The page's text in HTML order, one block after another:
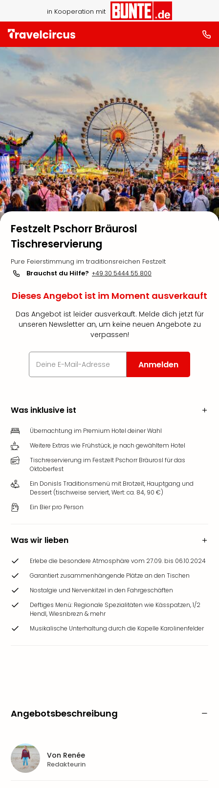
in Kooperation mit
Festzelt Pschorr Bräurosl
Tischreservierung
Pure Feierstimmung im traditionsreichen Festzelt
Brauchst du Hilfe? +49 30 5444 55 800
Dieses Angebot ist im Moment ausverkauft
Das Angebot ist leider ausverkauft. Melde dich jetzt für
unseren Newsletter an, um keine neuen Angebote zu
verpassen!
Anmelden
Was inklusive ist
Übernachtung im Premium Hotel deiner Wahl
Weitere Extras wie Frühstück, je nach gewähltem Hotel
Tischreservierung im Festzelt Pschorr Bräurosl für das
Oktoberfest
Ein Donisls Traditionsmenü mit Brotzeit, Hauptgang und
Dessert (tischweise serviert, Wert: ca. 84, 90 €)
Ein Bier pro Person
Was wir lieben
Erlebe die besondere Atmosphäre vom 27.09. bis 06.10.2024
Garantiert zusammenhängende Plätze an den Tischen
Nostalgie und Nervenkitzel in den Fahrgeschäften
Deftiges Menü: Regionale Spezialitäten wie Kässpatzen, 1/2
Hendl, Wiesnbrezn & mehr
Musikalische Unterhaltung durch die Kapelle Karolinenfelder
Angebotsbeschreibung
Von Renée
Redakteurin